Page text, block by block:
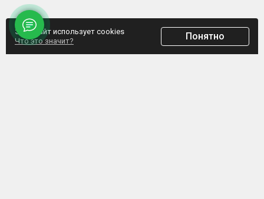
Этот сайт использует cookies
Что это значит?
Понятно